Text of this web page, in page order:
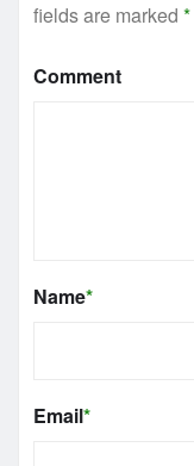
fields are marked *
Comment
Name*
Email*